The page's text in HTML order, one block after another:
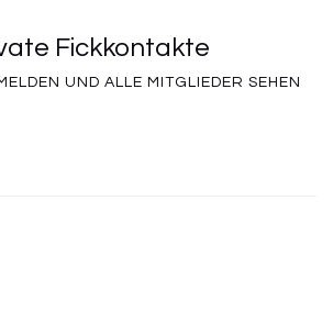
Fickkontakte
UND ALLE MITGLIEDER SEHEN